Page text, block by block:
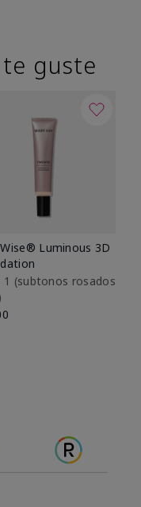
guste
Luminous 3D
1​ (subtonos rosados